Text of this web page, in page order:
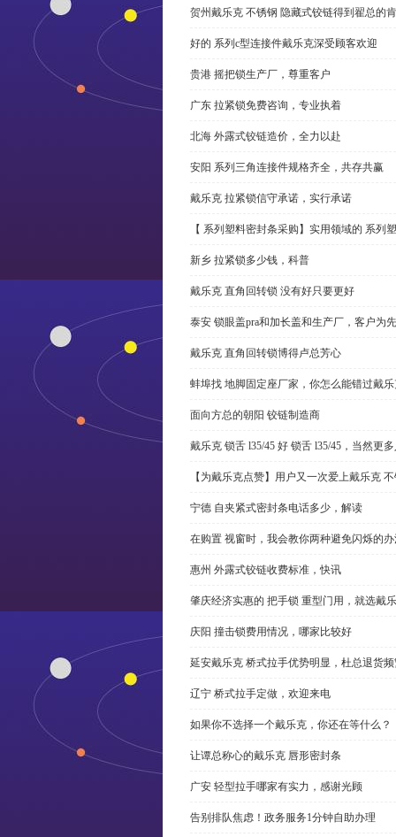
贺州戴乐克 不锈钢 隐藏式铰链得到翟总的
好的 系列c型连接件戴乐克深受顾客欢迎
贵港 摇把锁生产厂，尊重客户
广东 拉紧锁免费咨询，专业执着
北海 外露式铰链造价，全力以赴
安阳 系列三角连接件规格齐全，共存共赢
戴乐克 拉紧锁信守承诺，实行承诺
【 系列塑料密封条采购】实用领域的 系列
新乡 拉紧锁多少钱，科普
戴乐克 直角回转锁 没有好只要更好
泰安 锁眼盖pra和加长盖和生产厂，客户为先
戴乐克 直角回转锁博得卢总芳心
蚌埠找 地脚固定座厂家，你怎么能错过戴
面向方总的朝阳 铰链制造商
戴乐克 锁舌 l35/45 好 锁舌 l35/45，当然更
【为戴乐克点赞】用户又一次爱上戴乐克
宁德 自夹紧式密封条电话多少，解读
在购置 视窗时，我会教你两种避免闪烁的
惠州 外露式铰链收费标准，快讯
肇庆经济实惠的 把手锁 重型门用，就选戴
庆阳 撞击锁费用情况，哪家比较好
延安戴乐克 桥式拉手优势明显，杜总退货
辽宁 桥式拉手定做，欢迎来电
如果你不选择一个戴乐克，你还在等什么？
让谭总称心的戴乐克 唇形密封条
广安 轻型拉手哪家有实力，感谢光顾
告别排队焦虑！政务服务1分钟自助办理